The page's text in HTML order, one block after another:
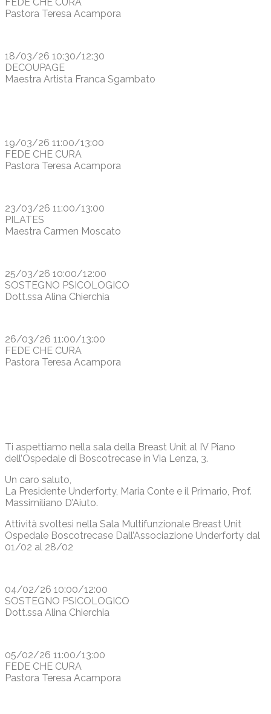
Pastora Teresa Acampora
18/03/26 10:30/12:30
DECOUPAGE
Maestra Artista Franca Sgambato
19/03/26 11:00/13:00
FEDE CHE CURA
Pastora Teresa Acampora
23/03/26 11:00/13:00
PILATES
Maestra Carmen Moscato
25/03/26 10:00/12:00
SOSTEGNO PSICOLOGICO
Dott.ssa Alina Chierchia
26/03/26 11:00/13:00
FEDE CHE CURA
Pastora Teresa Acampora
Ti aspettiamo nella sala della Breast Unit al IV Piano
dell’Ospedale di Boscotrecase in Via Lenza, 3.
Un caro saluto,
La Presidente Underforty, Maria Conte e il Primario, Prof.
Massimiliano D’Aiuto.
Attività svoltesi nella Sala Multifunzionale Breast Unit
Ospedale Boscotrecase Dall’Associazione Underforty dal
01/02 al 28/02
04/02/26 10:00/12:00
SOSTEGNO PSICOLOGICO
Dott.ssa Alina Chierchia
05/02/26 11:00/13:00
FEDE CHE CURA
Pastora Teresa Acampora